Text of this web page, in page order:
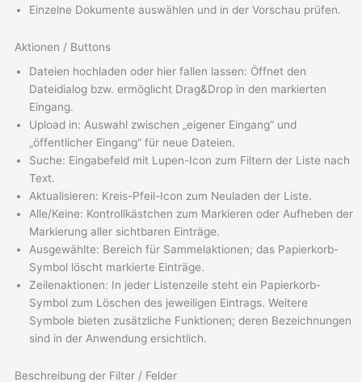
Einzelne Dokumente auswählen und in der Vorschau prüfen.
Aktionen / Buttons
Dateien hochladen oder hier fallen lassen: Öffnet den
Dateidialog bzw. ermöglicht Drag&Drop in den markierten
Eingang.
Upload in: Auswahl zwischen „eigener Eingang“ und
„öffentlicher Eingang“ für neue Dateien.
Suche: Eingabefeld mit Lupen-Icon zum Filtern der Liste nach
Text.
Aktualisieren: Kreis-Pfeil-Icon zum Neuladen der Liste.
Alle/Keine: Kontrollkästchen zum Markieren oder Aufheben der
Markierung aller sichtbaren Einträge.
Ausgewählte: Bereich für Sammelaktionen; das Papierkorb-
Symbol löscht markierte Einträge.
Zeilenaktionen: In jeder Listenzeile steht ein Papierkorb-
Symbol zum Löschen des jeweiligen Eintrags. Weitere
Symbole bieten zusätzliche Funktionen; deren Bezeichnungen
sind in der Anwendung ersichtlich.
Beschreibung der Filter / Felder